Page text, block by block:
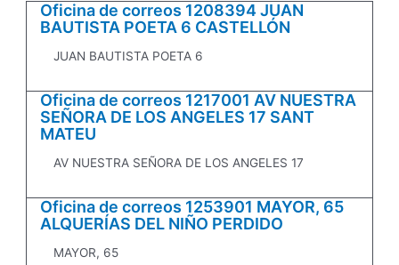
Oficina de correos 1208394 JUAN
BAUTISTA POETA 6 CASTELLÓN
JUAN BAUTISTA POETA 6
Oficina de correos 1217001 AV NUESTRA
SEÑORA DE LOS ANGELES 17 SANT
MATEU
AV NUESTRA SEÑORA DE LOS ANGELES 17
Oficina de correos 1253901 MAYOR, 65
ALQUERÍAS DEL NIÑO PERDIDO
MAYOR, 65